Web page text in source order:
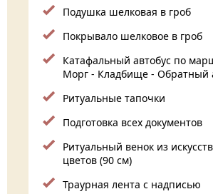
Подушка шелковая в гроб
Покрывало шелковое в гроб
Катафальный автобус по
Морг - Кладбище - Обратный
Ритуальные тапочки
Подготовка всех документов
Ритуальный венок из
цветов (90 см)
Траурная лента с надписью